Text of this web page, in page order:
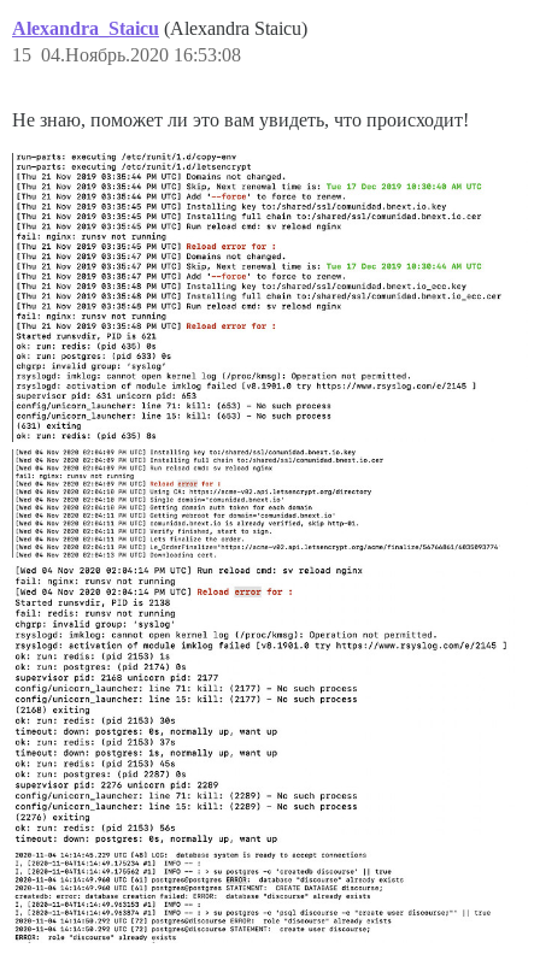
Alexandra_Staicu (Alexandra Staicu)
04.Ноябрь.2020 16:53:08
15
Не знаю, поможет ли это вам увидеть, что происходит!